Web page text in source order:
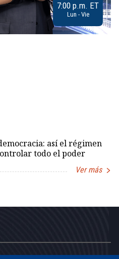
7:00 p.m. ET
Lun - Vie
así el régimen
todo el poder
Ver más